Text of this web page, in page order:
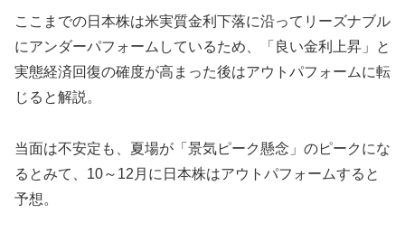
ここまでの日本株は米実質金利下落に沿ってリーズナブル
にアンダーパフォームしているため、「良い金利上昇」と
実態経済回復の確度が高まった後はアウトパフォームに転
じると解説。
当面は不安定も、夏場が「景気ピーク懸念」のピークにな
るとみて、10～12月に日本株はアウトパフォームすると
予想。